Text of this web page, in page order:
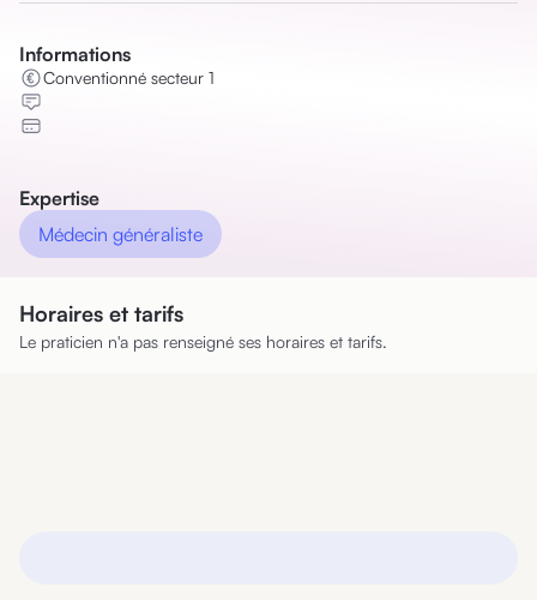
Informations
Conventionné secteur 1
Expertise
Médecin généraliste
Horaires et tarifs
Le praticien n'a pas renseigné ses horaires et tarifs.